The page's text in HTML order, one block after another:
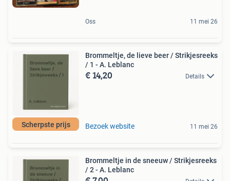
Oss 11 mei 26
Scherpste prijs
Brommeltje, de lieve beer / Strikjesreeks
/ 1 - A. Leblanc
€ 14,20 Details
Bezoek website 11 mei 26
Brommeltje in de sneeuw / Strikjesreeks
/ 2 - A. Leblanc